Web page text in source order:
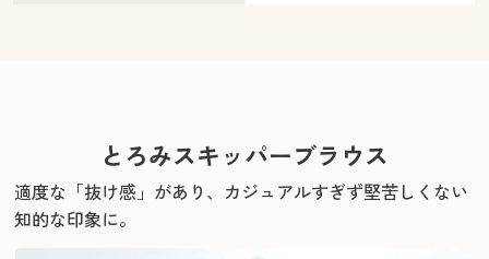
とろみスキッパーブラウス
適度な「抜け感」があり、カジュアルすぎず堅苦しくない
知的な印象に。